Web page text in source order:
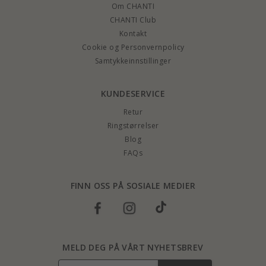
Om CHANTI
CHANTI Club
Kontakt
Cookie og Personvernpolicy
Samtykkeinnstillinger
KUNDESERVICE
Retur
Ringstørrelser
Blog
FAQs
FINN OSS PÅ SOSIALE MEDIER
MELD DEG PÅ VÅRT NYHETSBREV